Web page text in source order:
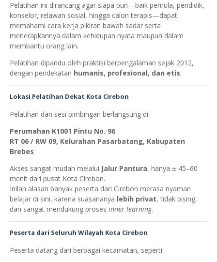
Pelatihan ini dirancang agar siapa pun—baik pemula, pendidik,
konselor, relawan sosial, hingga calon terapis—dapat
memahami cara kerja pikiran bawah sadar serta
menerapkannya dalam kehidupan nyata maupun dalam
membantu orang lain.
Pelatihan dipandu oleh praktisi berpengalaman sejak 2012,
dengan pendekatan humanis, profesional, dan etis.
Lokasi Pelatihan Dekat Kota Cirebon
Pelatihan dan sesi bimbingan berlangsung di:
Perumahan K1001 Pintu No. 96
RT 06 / RW 09, Kelurahan Pasarbatang, Kabupaten
Brebes
Akses sangat mudah melalui Jalur Pantura, hanya ± 45–60
menit dari pusat Kota Cirebon.
Inilah alasan banyak peserta dari Cirebon merasa nyaman
belajar di sini, karena suasananya lebih privat, tidak bising,
dan sangat mendukung proses inner learning.
Peserta dari Seluruh Wilayah Kota Cirebon
Peserta datang dari berbagai kecamatan, seperti: